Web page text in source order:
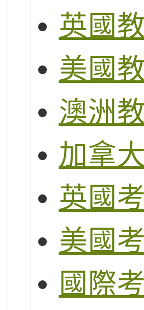
英國
美國
澳洲
加拿
英國
美國
國際